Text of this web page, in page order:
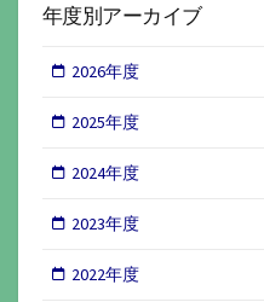
年度別アーカイブ
2026年度
2025年度
2024年度
2023年度
2022年度